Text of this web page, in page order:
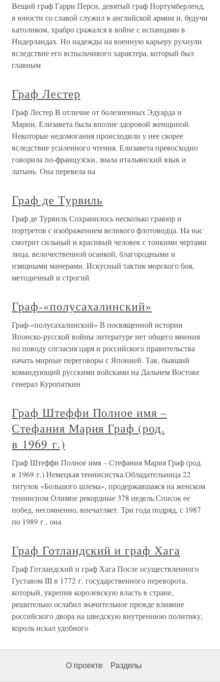
Вещий граф Гарри Перси, девятый граф Нортумберленд,
в юности со славой служил в английской армии и, будучи
католиком, храбро сражался в войне с испанцами в
Нидерландах. Но надежды на военную карьеру рухнули
вследствие его вспыльчивого характера, который был
главным
Граф Лестер
Граф Лестер В отличие от болезненных Эдуарда и
Марии, Елизавета была вполне здоровой женщиной.
Некоторые недомогания происходили у нее скорее
вследствие усиленного чтения. Елизавета превосходно
говорила по-французски, знала итальянский язык и
латынь. Она перевела на
Граф де Турвиль
Граф де Турвиль Сохранилось несколько гравюр и
портретов с изображением великого флотоводца. На нас
смотрит сильный и красивый человек с тонкими чертами
лица, величественной осанкой, благородными и
изящными манерами. Искусный тактик морского боя,
методичный и строгий
Граф-«полусахалинский»
Граф-«полусахалинский» В посвященной истории
Японско-русской войны литературе нет общего мнения
по поводу согласия царя и российского правительства
начать мирные переговоры с Японией. Так, бывший
командующий русскими войсками на Дальнем Востоке
генерал Куропаткин
Граф Штеффи Полное имя –
Стефания Мария Граф (род.
в 1969 г.)
Граф Штеффи Полное имя – Стефания Мария Граф (род.
в 1969 г.) Немецкая теннисистка.Обладательница 22
титулов «Большого шлема», продержавшаяся на женском
теннисном Олимпе рекордные 378 недель.Список ее
побед, несомненно, впечатляет. Три года подряд, с 1987
по 1989 г., она
Граф Готландский и граф Хага
Граф Готландский и граф Хага После осуществленного
Густавом III в 1772 г. государственного переворота,
который, укрепив королевскую власть в стране,
решительно ослабил значительное прежде влияние
российского двора на шведскую внутреннюю политику,
король искал удобного
О проекте Разделы